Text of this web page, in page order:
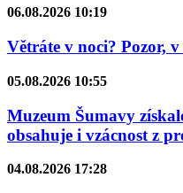
06.08.2026 10:19
Větráte v noci? Pozor,
05.08.2026 10:55
Muzeum Šumavy
obsahuje i vzácnost z
04.08.2026 17:28